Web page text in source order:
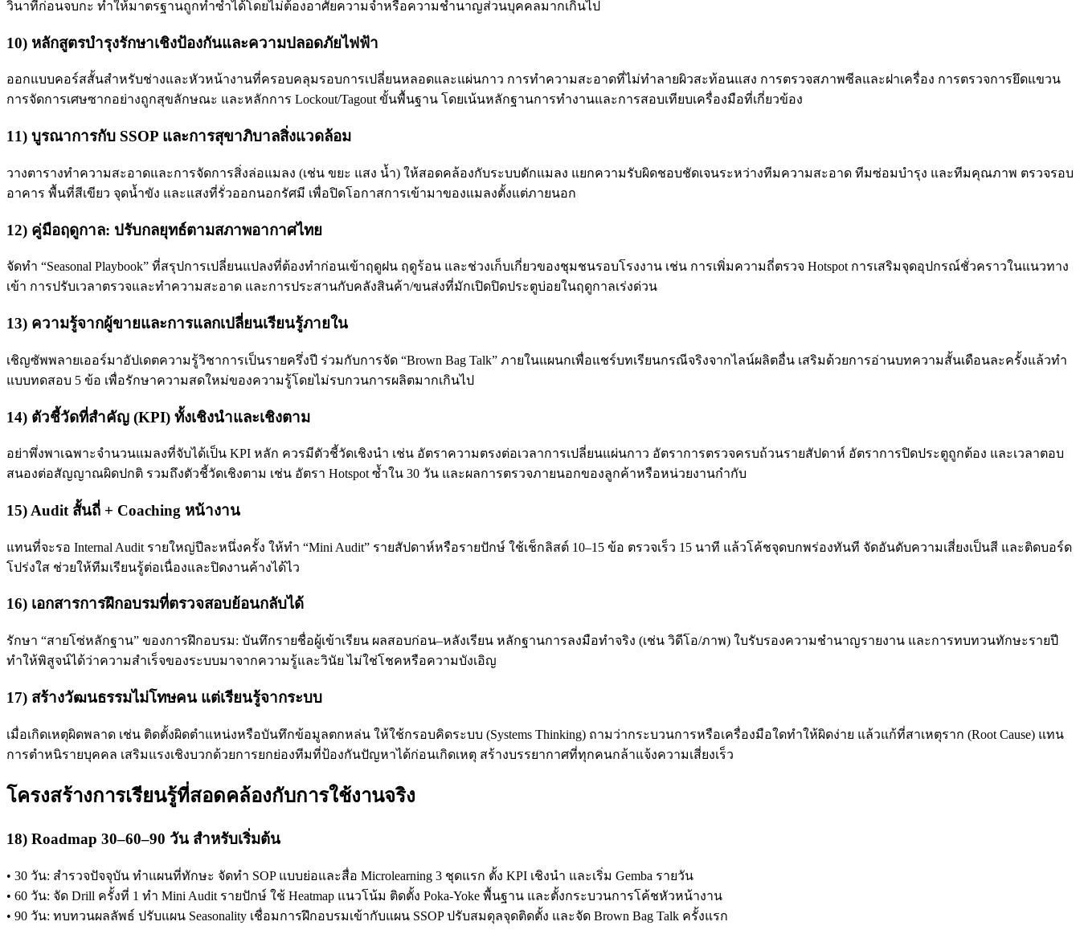
วินาทีก่อนจบกะ ทำให้มาตรฐานถูกทำซ้ำได้โดยไม่ต้องอาศัยความจำหรือความชำนาญส่วนบุคคลมากเกินไป
10) หลักสูตรบำรุงรักษาเชิงป้องกันและความปลอดภัยไฟฟ้า
ออกแบบคอร์สสั้นสำหรับช่างและหัวหน้างานที่ครอบคลุมรอบการเปลี่ยนหลอดและแผ่นกาว การทำความสะอาดที่ไม่ทำลายผิวสะท้อนแสง การตรวจสภาพซีลและฝาเครื่อง การตรวจการยึดแขวน
การจัดการเศษซากอย่างถูกสุขลักษณะ และหลักการ Lockout/Tagout ขั้นพื้นฐาน โดยเน้นหลักฐานการทำงานและการสอบเทียบเครื่องมือที่เกี่ยวข้อง
11) บูรณาการกับ SSOP และการสุขาภิบาลสิ่งแวดล้อม
วางตารางทำความสะอาดและการจัดการสิ่งล่อแมลง (เช่น ขยะ แสง น้ำ) ให้สอดคล้องกับระบบดักแมลง แยกความรับผิดชอบชัดเจนระหว่างทีมความสะอาด ทีมซ่อมบำรุง และทีมคุณภาพ ตรวจรอบ
อาคาร พื้นที่สีเขียว จุดน้ำขัง และแสงที่รั่วออกนอกรัศมี เพื่อปิดโอกาสการเข้ามาของแมลงตั้งแต่ภายนอก
12) คู่มือฤดูกาล: ปรับกลยุทธ์ตามสภาพอากาศไทย
จัดทำ “Seasonal Playbook” ที่สรุปการเปลี่ยนแปลงที่ต้องทำก่อนเข้าฤดูฝน ฤดูร้อน และช่วงเก็บเกี่ยวของชุมชนรอบโรงงาน เช่น การเพิ่มความถี่ตรวจ Hotspot การเสริมจุดอุปกรณ์ชั่วคราวในแนวทาง
เข้า การปรับเวลาตรวจและทำความสะอาด และการประสานกับคลังสินค้า/ขนส่งที่มักเปิดปิดประตูบ่อยในฤดูกาลเร่งด่วน
13) ความรู้จากผู้ขายและการแลกเปลี่ยนเรียนรู้ภายใน
เชิญซัพพลายเออร์มาอัปเดตความรู้วิชาการเป็นรายครึ่งปี ร่วมกับการจัด “Brown Bag Talk” ภายในแผนกเพื่อแชร์บทเรียนกรณีจริงจากไลน์ผลิตอื่น เสริมด้วยการอ่านบทความสั้นเดือนละครั้งแล้วทำ
แบบทดสอบ 5 ข้อ เพื่อรักษาความสดใหม่ของความรู้โดยไม่รบกวนการผลิตมากเกินไป
14) ตัวชี้วัดที่สำคัญ (KPI) ทั้งเชิงนำและเชิงตาม
อย่าพึ่งพาเฉพาะจำนวนแมลงที่จับได้เป็น KPI หลัก ควรมีตัวชี้วัดเชิงนำ เช่น อัตราความตรงต่อเวลาการเปลี่ยนแผ่นกาว อัตราการตรวจครบถ้วนรายสัปดาห์ อัตราการปิดประตูถูกต้อง และเวลาตอบ
สนองต่อสัญญาณผิดปกติ รวมถึงตัวชี้วัดเชิงตาม เช่น อัตรา Hotspot ซ้ำใน 30 วัน และผลการตรวจภายนอกของลูกค้าหรือหน่วยงานกำกับ
15) Audit สั้นถี่ + Coaching หน้างาน
แทนที่จะรอ Internal Audit รายใหญ่ปีละหนึ่งครั้ง ให้ทำ “Mini Audit” รายสัปดาห์หรือรายปักษ์ ใช้เช็กลิสต์ 10–15 ข้อ ตรวจเร็ว 15 นาที แล้วโค้ชจุดบกพร่องทันที จัดอันดับความเสี่ยงเป็นสี และติดบอร์ด
โปร่งใส ช่วยให้ทีมเรียนรู้ต่อเนื่องและปิดงานค้างได้ไว
16) เอกสารการฝึกอบรมที่ตรวจสอบย้อนกลับได้
รักษา “สายโซ่หลักฐาน” ของการฝึกอบรม: บันทึกรายชื่อผู้เข้าเรียน ผลสอบก่อน–หลังเรียน หลักฐานการลงมือทำจริง (เช่น วิดีโอ/ภาพ) ใบรับรองความชำนาญรายงาน และการทบทวนทักษะรายปี
ทำให้พิสูจน์ได้ว่าความสำเร็จของระบบมาจากความรู้และวินัย ไม่ใช่โชคหรือความบังเอิญ
17) สร้างวัฒนธรรมไม่โทษคน แต่เรียนรู้จากระบบ
เมื่อเกิดเหตุผิดพลาด เช่น ติดตั้งผิดตำแหน่งหรือบันทึกข้อมูลตกหล่น ให้ใช้กรอบคิดระบบ (Systems Thinking) ถามว่ากระบวนการหรือเครื่องมือใดทำให้ผิดง่าย แล้วแก้ที่สาเหตุราก (Root Cause) แทน
การตำหนิรายบุคคล เสริมแรงเชิงบวกด้วยการยกย่องทีมที่ป้องกันปัญหาได้ก่อนเกิดเหตุ สร้างบรรยากาศที่ทุกคนกล้าแจ้งความเสี่ยงเร็ว
โครงสร้างการเรียนรู้ที่สอดคล้องกับการใช้งานจริง
18) Roadmap 30–60–90 วัน สำหรับเริ่มต้น
• 30 วัน: สำรวจปัจจุบัน ทำแผนที่ทักษะ จัดทำ SOP แบบย่อและสื่อ Microlearning 3 ชุดแรก ตั้ง KPI เชิงนำ และเริ่ม Gemba รายวัน
• 60 วัน: จัด Drill ครั้งที่ 1 ทำ Mini Audit รายปักษ์ ใช้ Heatmap แนวโน้ม ติดตั้ง Poka‑Yoke พื้นฐาน และตั้งกระบวนการโค้ชหัวหน้างาน
• 90 วัน: ทบทวนผลลัพธ์ ปรับแผน Seasonality เชื่อมการฝึกอบรมเข้ากับแผน SSOP ปรับสมดุลจุดติดตั้ง และจัด Brown Bag Talk ครั้งแรก